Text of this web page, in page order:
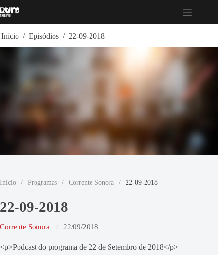
para
Início / Episódios / 22-09-2018
Início / Programas / Corrente Sonora / 22-09-2018
22-09-2018
Corrente Sonora 22/09/2018
<p>Podcast do programa de 22 de Setembro de 2018</p>